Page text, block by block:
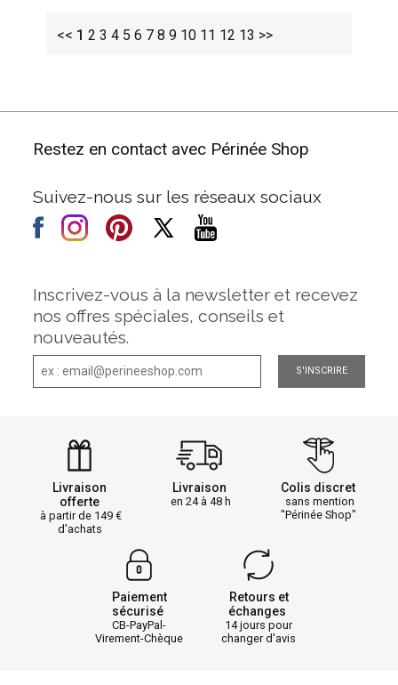
<< 1 2 3 4 5 6 7 8 9 10 11 12 13 >>
Restez en contact avec Périnée Shop
Suivez-nous sur les réseaux sociaux
Inscrivez-vous à la newsletter et recevez
nos offres spéciales, conseils et
nouveautés.
S'INSCRIRE
Livraison
offerte
à partir de 149
d'achats
Livraison
en 24 à 48 h
Colis discret
sans mention
"Périnée Shop"
Paiement
sécurisé
CB-PayPal-
Virement-Chèque
Retours et
échanges
14 jours pour
changer d'avis